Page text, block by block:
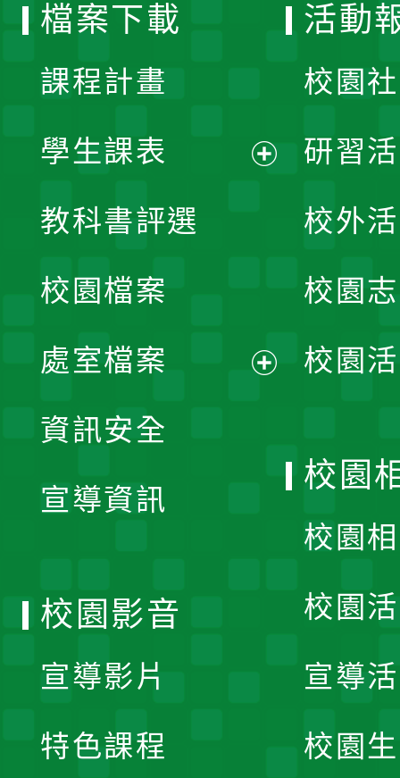
檔案下載
課程計畫
學生課表
單
教科書評選
校園檔案
處室檔案
資訊安全
宣導資訊
活動
校園
研習
校外
校園
校園
校園
校園
校園
宣導
校園
校園影音
宣導影片
特色課程